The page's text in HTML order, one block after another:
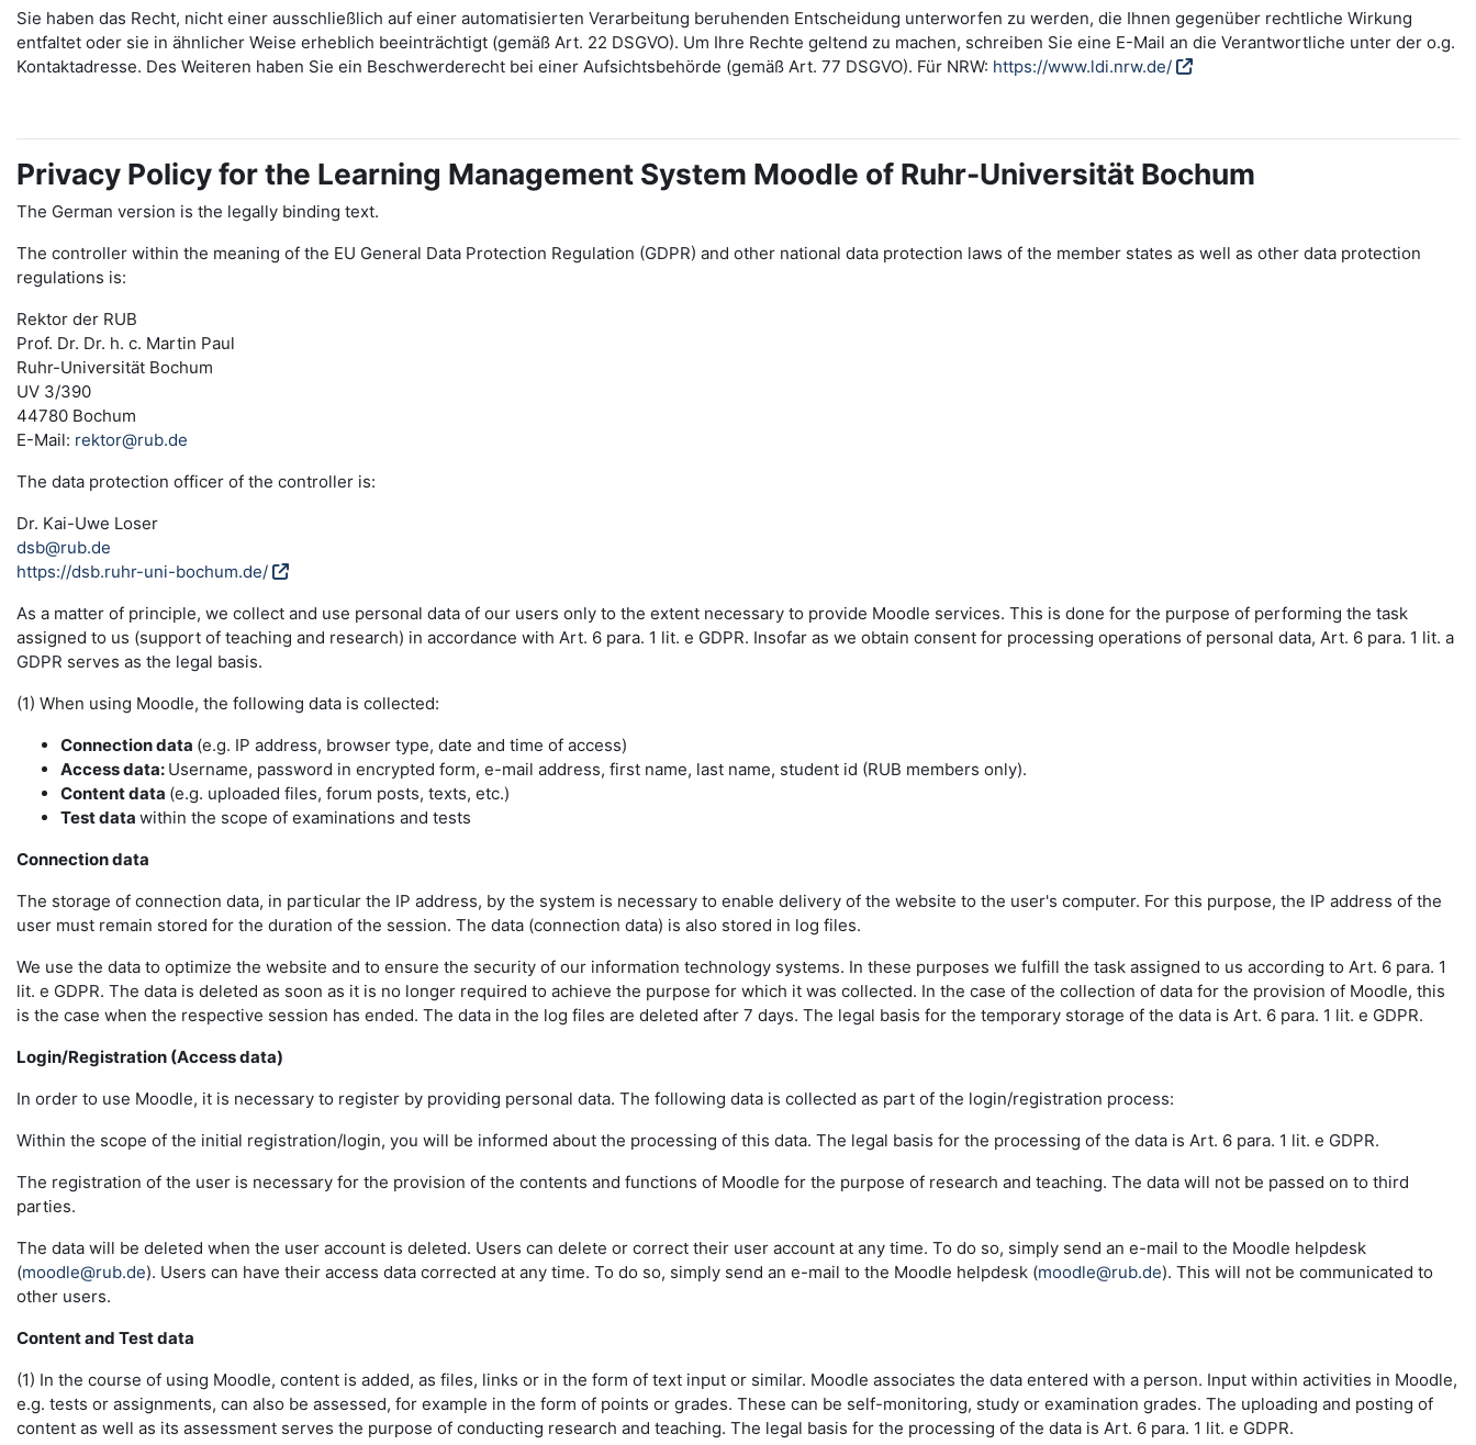
Sie haben das Recht, nicht einer ausschließlich auf einer automatisierten Verarbeitung beruhenden Entscheidung unterworfen zu werden, die Ihnen gegenüber rechtliche Wirkung
entfaltet oder sie in ähnlicher Weise erheblich beeinträchtigt (gemäß Art. 22 DSGVO). Um Ihre Rechte geltend zu machen, schreiben Sie eine E-Mail an die Verantwortliche unter der o.g.
Kontaktadresse. Des Weiteren haben Sie ein Beschwerderecht bei einer Aufsichtsbehörde (gemäß Art. 77 DSGVO). Für NRW: https://www.ldi.nrw.de/
Privacy Policy for the Learning Management System Moodle of Ruhr-Universität Bochum
The German version is the legally binding text.
The controller within the meaning of the EU General Data Protection Regulation (GDPR) and other national data protection laws of the member states as well as other data protection
regulations is:
Rektor der RUB
Prof. Dr. Dr. h. c. Martin Paul
Ruhr-Universität Bochum
UV 3/390
44780 Bochum
E-Mail: rektor@rub.de
The data protection officer of the controller is:
Dr. Kai-Uwe Loser
dsb@rub.de
https://dsb.ruhr-uni-bochum.de/
As a matter of principle, we collect and use personal data of our users only to the extent necessary to provide Moodle services. This is done for the purpose of performing the task
assigned to us (support of teaching and research) in accordance with Art. 6 para. 1 lit. e GDPR. Insofar as we obtain consent for processing operations of personal data, Art. 6 para. 1 lit. a
GDPR serves as the legal basis.
(1) When using Moodle, the following data is collected:
Connection data (e.g. IP address, browser type, date and time of access)
Access data: Username, password in encrypted form, e-mail address, first name, last name, student id (RUB members only).
Content data (e.g. uploaded files, forum posts, texts, etc.)
Test data within the scope of examinations and tests
Connection data
The storage of connection data, in particular the IP address, by the system is necessary to enable delivery of the website to the user's computer. For this purpose, the IP address of the
user must remain stored for the duration of the session. The data (connection data) is also stored in log files.
We use the data to optimize the website and to ensure the security of our information technology systems. In these purposes we fulfill the task assigned to us according to Art. 6 para. 1
lit. e GDPR. The data is deleted as soon as it is no longer required to achieve the purpose for which it was collected. In the case of the collection of data for the provision of Moodle, this
is the case when the respective session has ended. The data in the log files are deleted after 7 days. The legal basis for the temporary storage of the data is Art. 6 para. 1 lit. e GDPR.
Login/Registration (Access data)
In order to use Moodle, it is necessary to register by providing personal data. The following data is collected as part of the login/registration process:
Within the scope of the initial registration/login, you will be informed about the processing of this data. The legal basis for the processing of the data is Art. 6 para. 1 lit. e GDPR.
The registration of the user is necessary for the provision of the contents and functions of Moodle for the purpose of research and teaching. The data will not be passed on to third
parties.
The data will be deleted when the user account is deleted. Users can delete or correct their user account at any time. To do so, simply send an e-mail to the Moodle helpdesk
(moodle@rub.de). Users can have their access data corrected at any time. To do so, simply send an e-mail to the Moodle helpdesk (moodle@rub.de). This will not be communicated to
other users.
Content and Test data
(1) In the course of using Moodle, content is added, as files, links or in the form of text input or similar. Moodle associates the data entered with a person. Input within activities in Moodle,
e.g. tests or assignments, can also be assessed, for example in the form of points or grades. These can be self-monitoring, study or examination grades. The uploading and posting of
content as well as its assessment serves the purpose of conducting research and teaching. The legal basis for the processing of the data is Art. 6 para. 1 lit. e GDPR.